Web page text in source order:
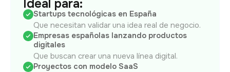
Ideal para:
Startups tecnológicas en España
Que necesitan validar una idea real de negocio.
Empresas españolas lanzando productos
digitales
Que buscan crear una nueva línea digital.
Proyectos con modelo SaaS